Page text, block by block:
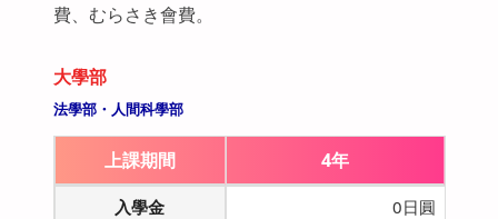
費、むらさき會費。
大學部
法學部・人間科學部
上課期間 4年
入學金
0日圓